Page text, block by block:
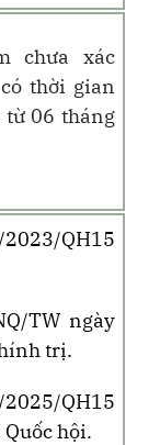
chưa xác
thời gian
06 tháng
2023/QH15
TW ngày
trị.
QH15
hội.